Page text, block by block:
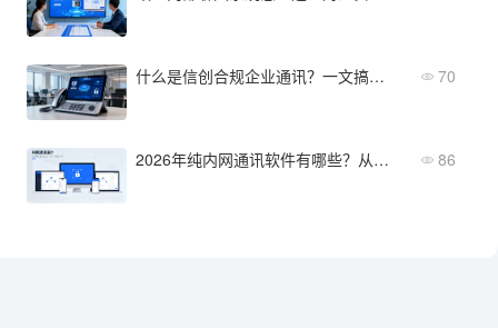
什么是信创合规企业通讯？一文搞懂核心定义与合规要点 70
2026年纯内网通讯软件有哪些？从功能到部署全维度对比 86